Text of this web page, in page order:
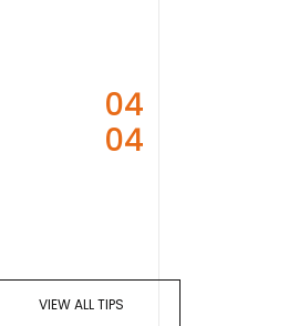
04
04
VIEW ALL TIPS